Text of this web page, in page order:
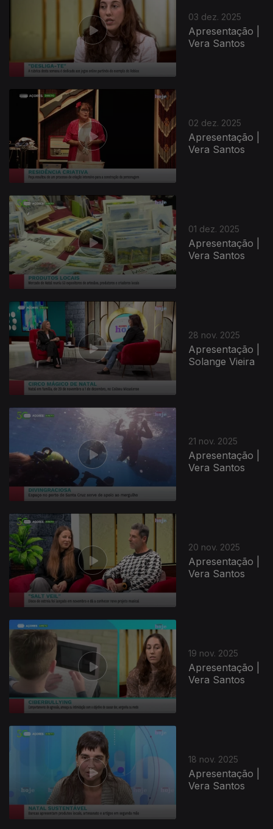
03 dez. 2025
Apresentação |
Vera Santos
02 dez. 2025
Apresentação |
Vera Santos
01 dez. 2025
Apresentação |
Vera Santos
28 nov. 2025
Apresentação |
Solange Vieira
21 nov. 2025
Apresentação |
Vera Santos
891605
20 nov. 2025
Apresentação |
Vera Santos
19 nov. 2025
Apresentação |
Vera Santos
18 nov. 2025
Apresentação |
Vera Santos